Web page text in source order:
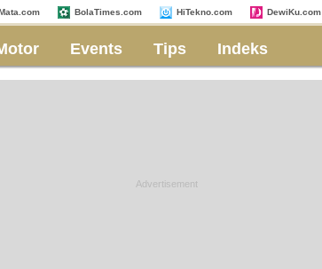
BolaTimes.com HiTekno.com DewiKu.com
Events Tips Indeks